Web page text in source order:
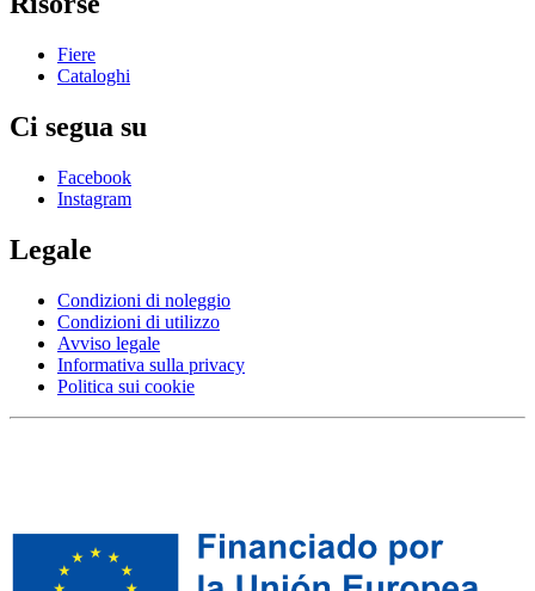
Fiere
Cataloghi
Ci segua su
Facebook
Instagram
Legale
Condizioni di noleggio
Condizioni di utilizzo
Avviso legale
Informativa sulla privacy
Politica sui cookie